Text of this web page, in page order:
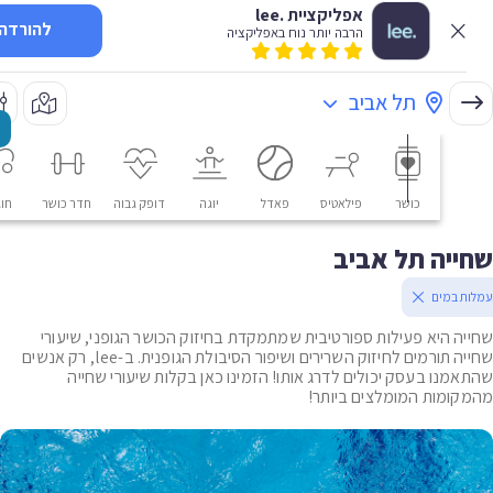
אפליקציית .lee
הרבה יותר נוח באפליקציה להורדה
תל אביב
פילאטיס פאדל דופק גבוה חדר כושר חוגים
תל אביב
במים
היא פעילות ספורטיבית שמתמקדת בחיזוק הכושר הגופני, שיעורי
שחייה תורמים לחיזוק השרירים ושיפור הסיבולת הגופנית. ב-lee, רק אנשים
בעסק יכולים לדרג אותו! הזמינו כאן בקלות שיעורי שחייה
המומלצים ביותר!